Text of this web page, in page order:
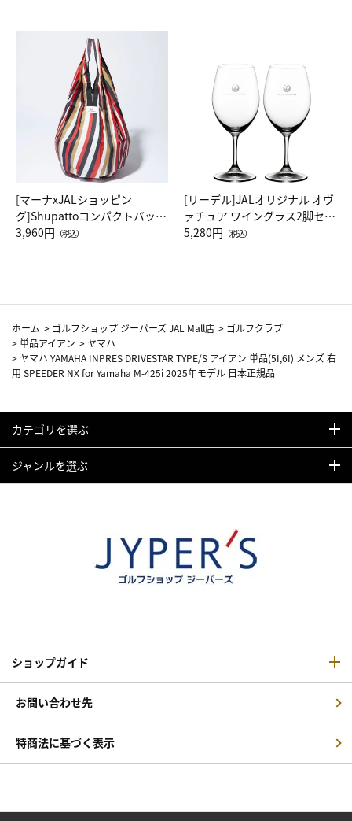
[マーナxJALショッピン
グ]Shupattoコンパクトバッグ
Drop JAL客室乗務員（LC）ス
3,960円 （税込）
[リーデル]JALオリジナル オヴ
ァチュア ワイングラス2脚セッ
ト（レッドワイン）
5,280円 （税込）
ホーム > ゴルフショップ ジーパーズ JAL Mall店 > ゴルフクラブ
>単品アイアン >ヤマハ
>ヤマハ YAMAHA INPRES DRIVESTAR TYPE/S アイアン 単品(5I,6I) メンズ 右
用 SPEEDER NX for Yamaha M-425i 2025年モデル 日本正規品
カテゴリを選ぶ
ジャンルを選ぶ
ショップガイド
お問い合わせ先
特商法に基づく表示